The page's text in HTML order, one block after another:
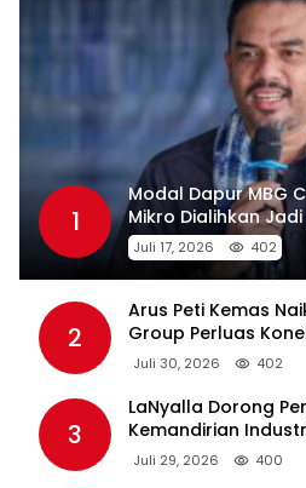
1
Modal Dapur MBG
Mikro Dialihkan
Juli 17, 2026 402
2
Arus Peti Kemas
Group Perluas
Juli 30, 2026 402
3
LaNyalla Dorong
Kemandirian
Lewat PT PAL
Juli 29, 2026 400